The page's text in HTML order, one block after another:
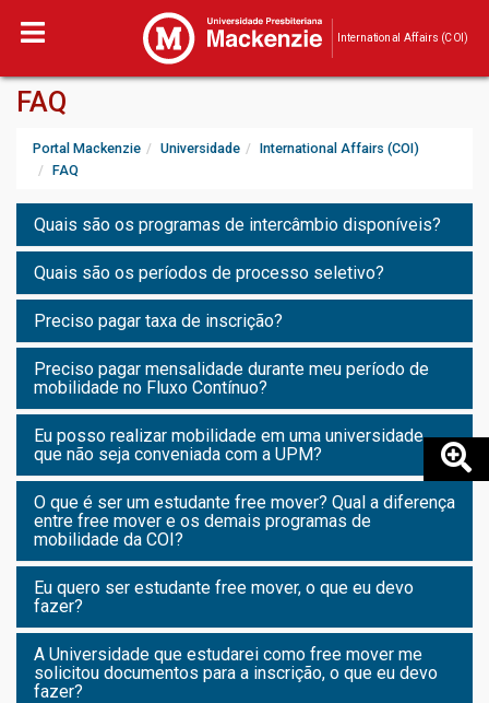
International Affairs (COI)
FAQ
Portal Mackenzie Universidade
International Affairs (COI)
FAQ
Quais são os programas de intercâmbio disponíveis?
Quais são os períodos de processo seletivo?
Preciso pagar taxa de inscrição?
Preciso pagar mensalidade durante meu período de
mobilidade no Fluxo Contínuo?
Eu posso realizar mobilidade em uma universidade
que não seja conveniada com a UPM?
O que é ser um estudante free mover? Qual a diferença
entre free mover e os demais programas de
mobilidade da COI?
Eu quero ser estudante free mover, o que eu devo
fazer?
A Universidade que estudarei como free mover me
solicitou documentos para a inscrição, o que eu devo
fazer?